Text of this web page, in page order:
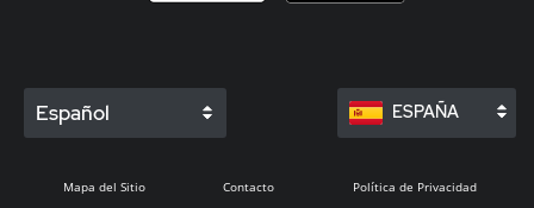
Español ESPAÑA
Mapa del Sitio Contacto Política de Privacidad